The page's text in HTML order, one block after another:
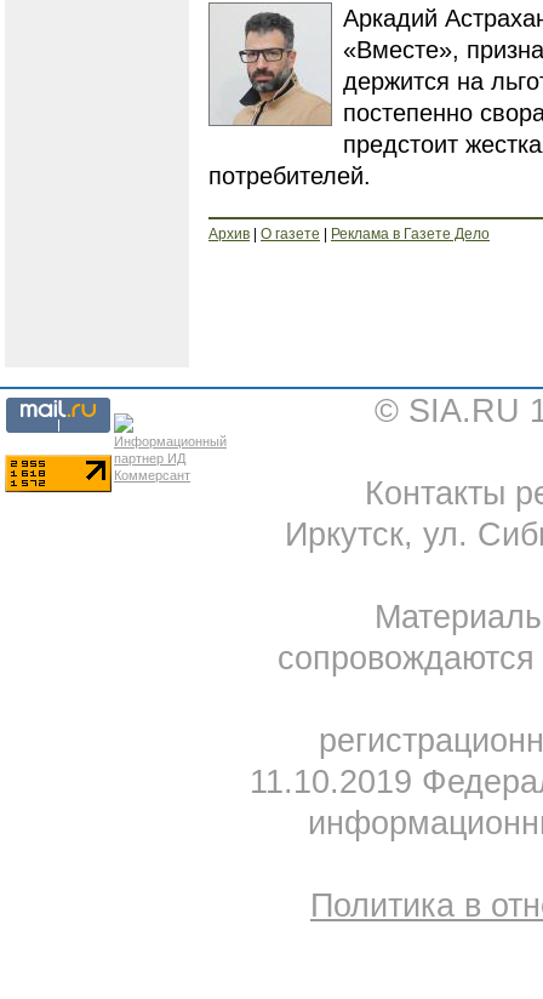
Аркадий
«Вместе»,
держится на
постепенно
предстоит
потребителей.
Архив | О газете | Реклама в Газете Дело
© SIA.RU
Контакты
Иркутск, ул.
11.10.2019
Политика в